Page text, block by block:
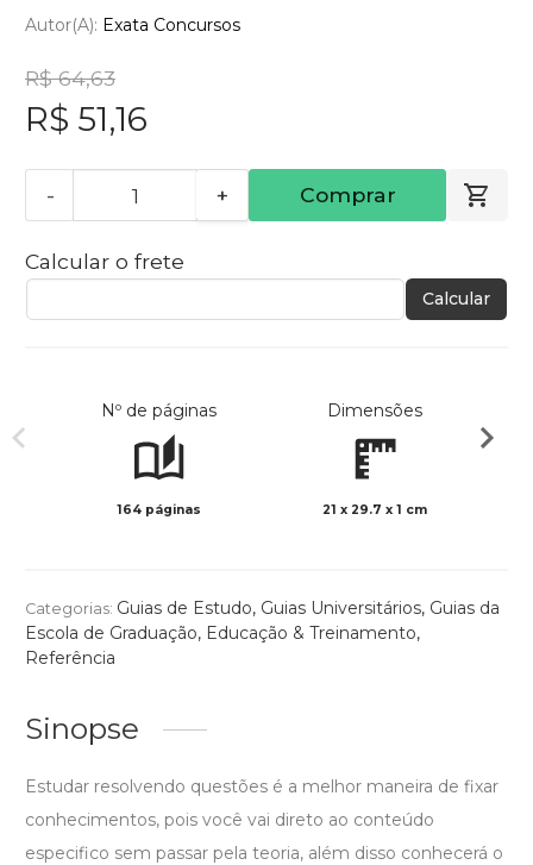
Autor(a): Exata Concursos
R$ 64,63
R$ 51,16
- + Comprar
Calcular o frete
Calcular
Nº de páginas
164 páginas
Dimensões
21 x 29.7 x 1 cm
Categorias: Guias de Estudo, Guias Universitários, Guias da
Escola de Graduação, Educação & Treinamento,
Referência
Sinopse
Estudar resolvendo questões é a melhor maneira de fixar
conhecimentos, pois você vai direto ao conteúdo
especifico sem passar pela teoria, além disso conhecerá o